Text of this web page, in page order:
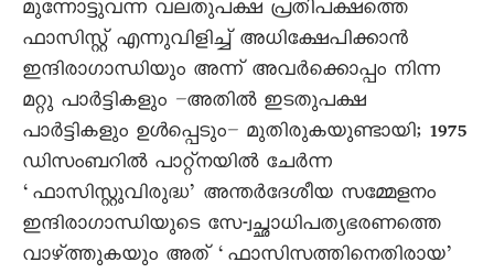
മുന്നോട്ടുവന്ന വലതുപക്ഷ പ്രതിപക്ഷത്തെ
ഫാസിസ്റ്റ് എന്നുവിളിച്ച് അധിക്ഷേപിക്കാൻ
ഇന്ദിരാഗാന്ധിയും അന്ന് അവർക്കൊപ്പം നിന്ന
മറ്റു പാർട്ടികളും –അതിൽ ഇടതുപക്ഷ
പാർട്ടികളും ഉൾപ്പെടും– മുതിരുകയുണ്ടായി; 1975
ഡിസംബറിൽ പാറ്റ്നയിൽ ചേർന്ന
‘ഫാസിസ്റ്റുവിരുദ്ധ’ അന്തർദേശീയ സമ്മേളനം
ഇന്ദിരാഗാന്ധിയുടെ സേ-്വച്ഛാധിപത്യഭരണത്തെ
വാഴ്ത്തുകയും അത് ‘ഫാസിസത്തിനെതിരായ’